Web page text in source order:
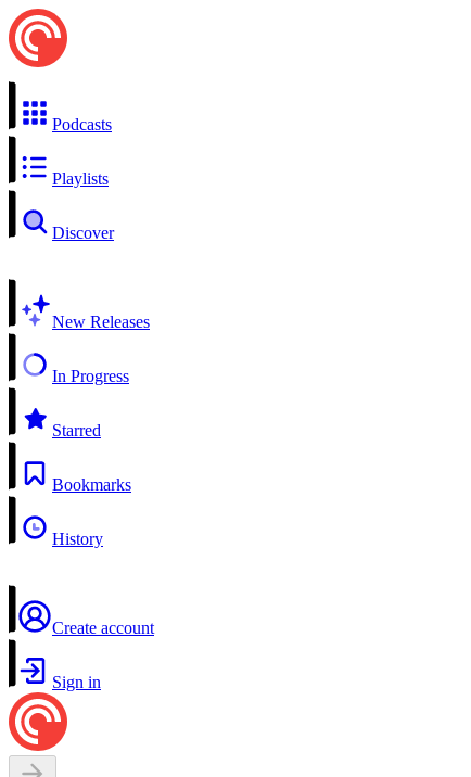
Podcasts
Playlists
Discover
New Releases
In Progress
Starred
Bookmarks
History
Create account
Sign in